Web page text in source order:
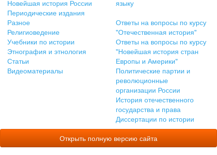
Новейшая история России
Периодические издания
Разное
Религиоведение
Учебники по истории
Этнография и этнология
Статьи
Видеоматериалы
языку
Ответы на вопросы по курсу
"Отечественная история"
Ответы на вопросы по курсу
"Новейшая история стран
Европы и Америки"
Политические партии и
революционные
организации России
История отечественного
государства и права
Диссертации по истории
Открыть полную версию сайта